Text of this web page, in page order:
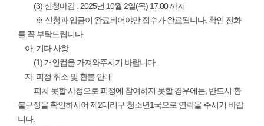
(3) 신청마감 : 2025년 10월 2일(목) 17:00 까지
※ 신청과 입금이 완료되어야만 접수가 완료됩니다. 확인 전화
를 꼭 부탁드립니다.
아. 기타 사항
(1) 개인컵을 가져와주시기 바랍니다.
자. 피정 취소 및 환불 안내
피치 못할 사정으로 피정에 참여하지 못할 경우에는, 반드시 환
불규정을 확인하시어 제2대리구 청소년1국으로 연락을 주시기 바랍
니다.